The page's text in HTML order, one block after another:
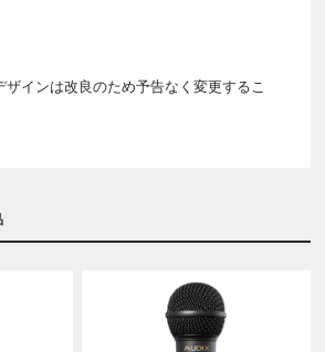
インは改良のため予告なく変更するこ